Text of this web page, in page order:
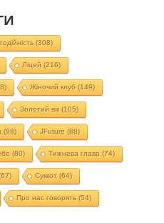
(308)
Ліцей (216)
Жіночий клуб (149)
Золотий вік(105)
(88) JFuture (88)
(80) Тижнева глава (74)
Суккот (64)
Про нас говорять (54)